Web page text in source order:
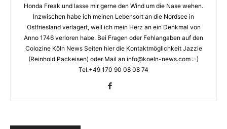
Honda Freak und lasse mir gerne den Wind um die Nase wehen.
Inzwischen habe ich meinen Lebensort an die Nordsee in
Ostfriesland verlagert, weil ich mein Herz an ein Denkmal von
Anno 1746 verloren habe. Bei Fragen oder Fehlangaben auf den
Colozine Köln News Seiten hier die Kontaktmöglichkeit Jazzie
(Reinhold Packeisen) oder Mail an info@koeln-news.com :-)
Tel.+49 170 90 08 08 74